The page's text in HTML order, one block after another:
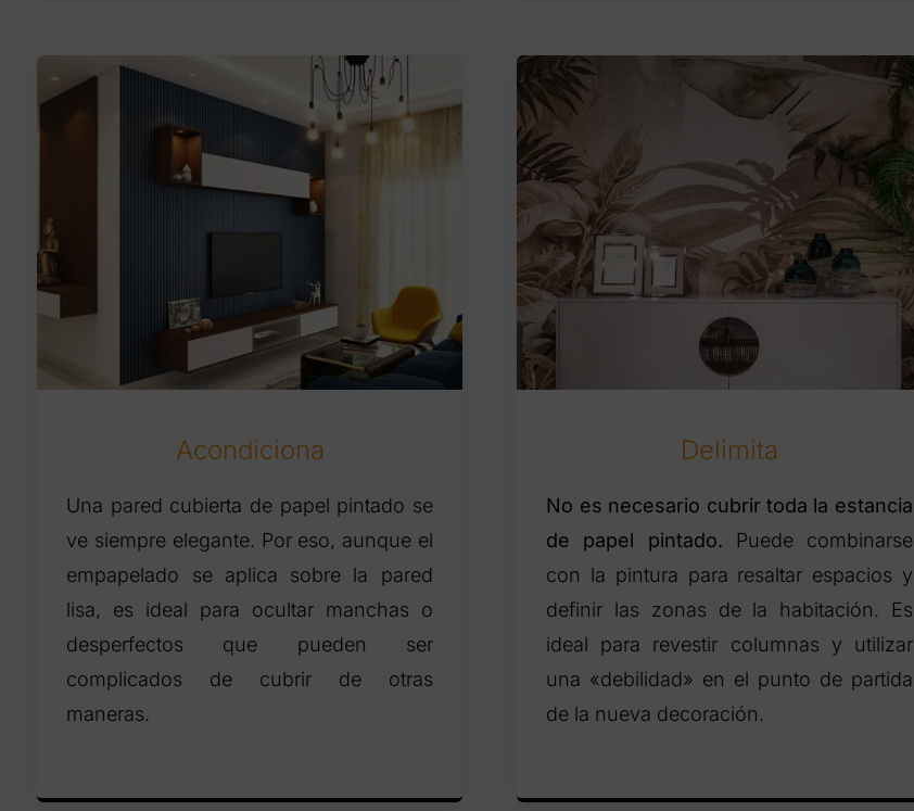
Acondiciona
Una pared cubierta de papel pintado se
ve siempre elegante. Por eso, aunque el
empapelado se aplica sobre la pared
lisa, es ideal para ocultar manchas o
desperfectos que pueden ser
complicados de cubrir de otras
maneras.
Delimita
No es necesario cubrir toda la estancia
de papel pintado. Puede combinarse
con la pintura para resaltar espacios y
definir las zonas de la habitación. Es
ideal para revestir columnas y utilizar
una «debilidad» en el punto de partida
de la nueva decoración.